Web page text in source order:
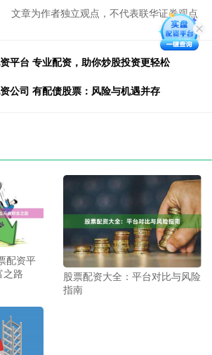
文章为作者独立观点，不代表联华证券观点
平台 专业配资，助你炒股投资更轻松
公司 有配债股票：风险与机遇并存
配资平
之路
股票配资大全：平台对比与风险
指南